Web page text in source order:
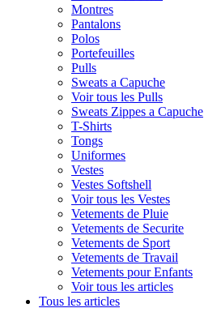
Montres
Pantalons
Polos
Portefeuilles
Pulls
Sweats a Capuche
Voir tous les Pulls
Sweats Zippes a Capuche
T-Shirts
Tongs
Uniformes
Vestes
Vestes Softshell
Voir tous les Vestes
Vetements de Pluie
Vetements de Securite
Vetements de Sport
Vetements de Travail
Vetements pour Enfants
Voir tous les articles
Tous les articles